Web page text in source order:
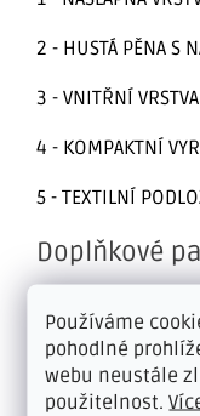
Používáme
pohodlné
webu neustále
použitelnost.
2 - HUSTÁ PĚNA S
3 - VNITŘNÍ
4 - KOMPAKTNÍ
5 - TEXTILNÍ
Doplňkové
Kategorie:
Záruka :